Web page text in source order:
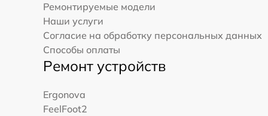
Ремонтируемые модели
Наши услуги
Согласие на обработку персональных данных
Способы оплаты
Ремонт устройств
Ergonova
FeelFoot2